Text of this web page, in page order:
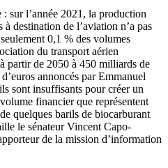
sur l’année 2021, la production
destination de l’aviation n’a pas
0,1 % des volumes
du transport aérien
partir de 2050 à 450 milliards de
annoncés par Emmanuel
sont insuffisants pour créer un
financier que représentent
quelques barils de biocarburant
le sénateur Vincent Capo-
de la mission d’information